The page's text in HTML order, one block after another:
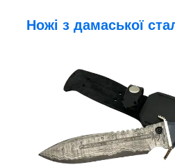
Ножі з дамаської